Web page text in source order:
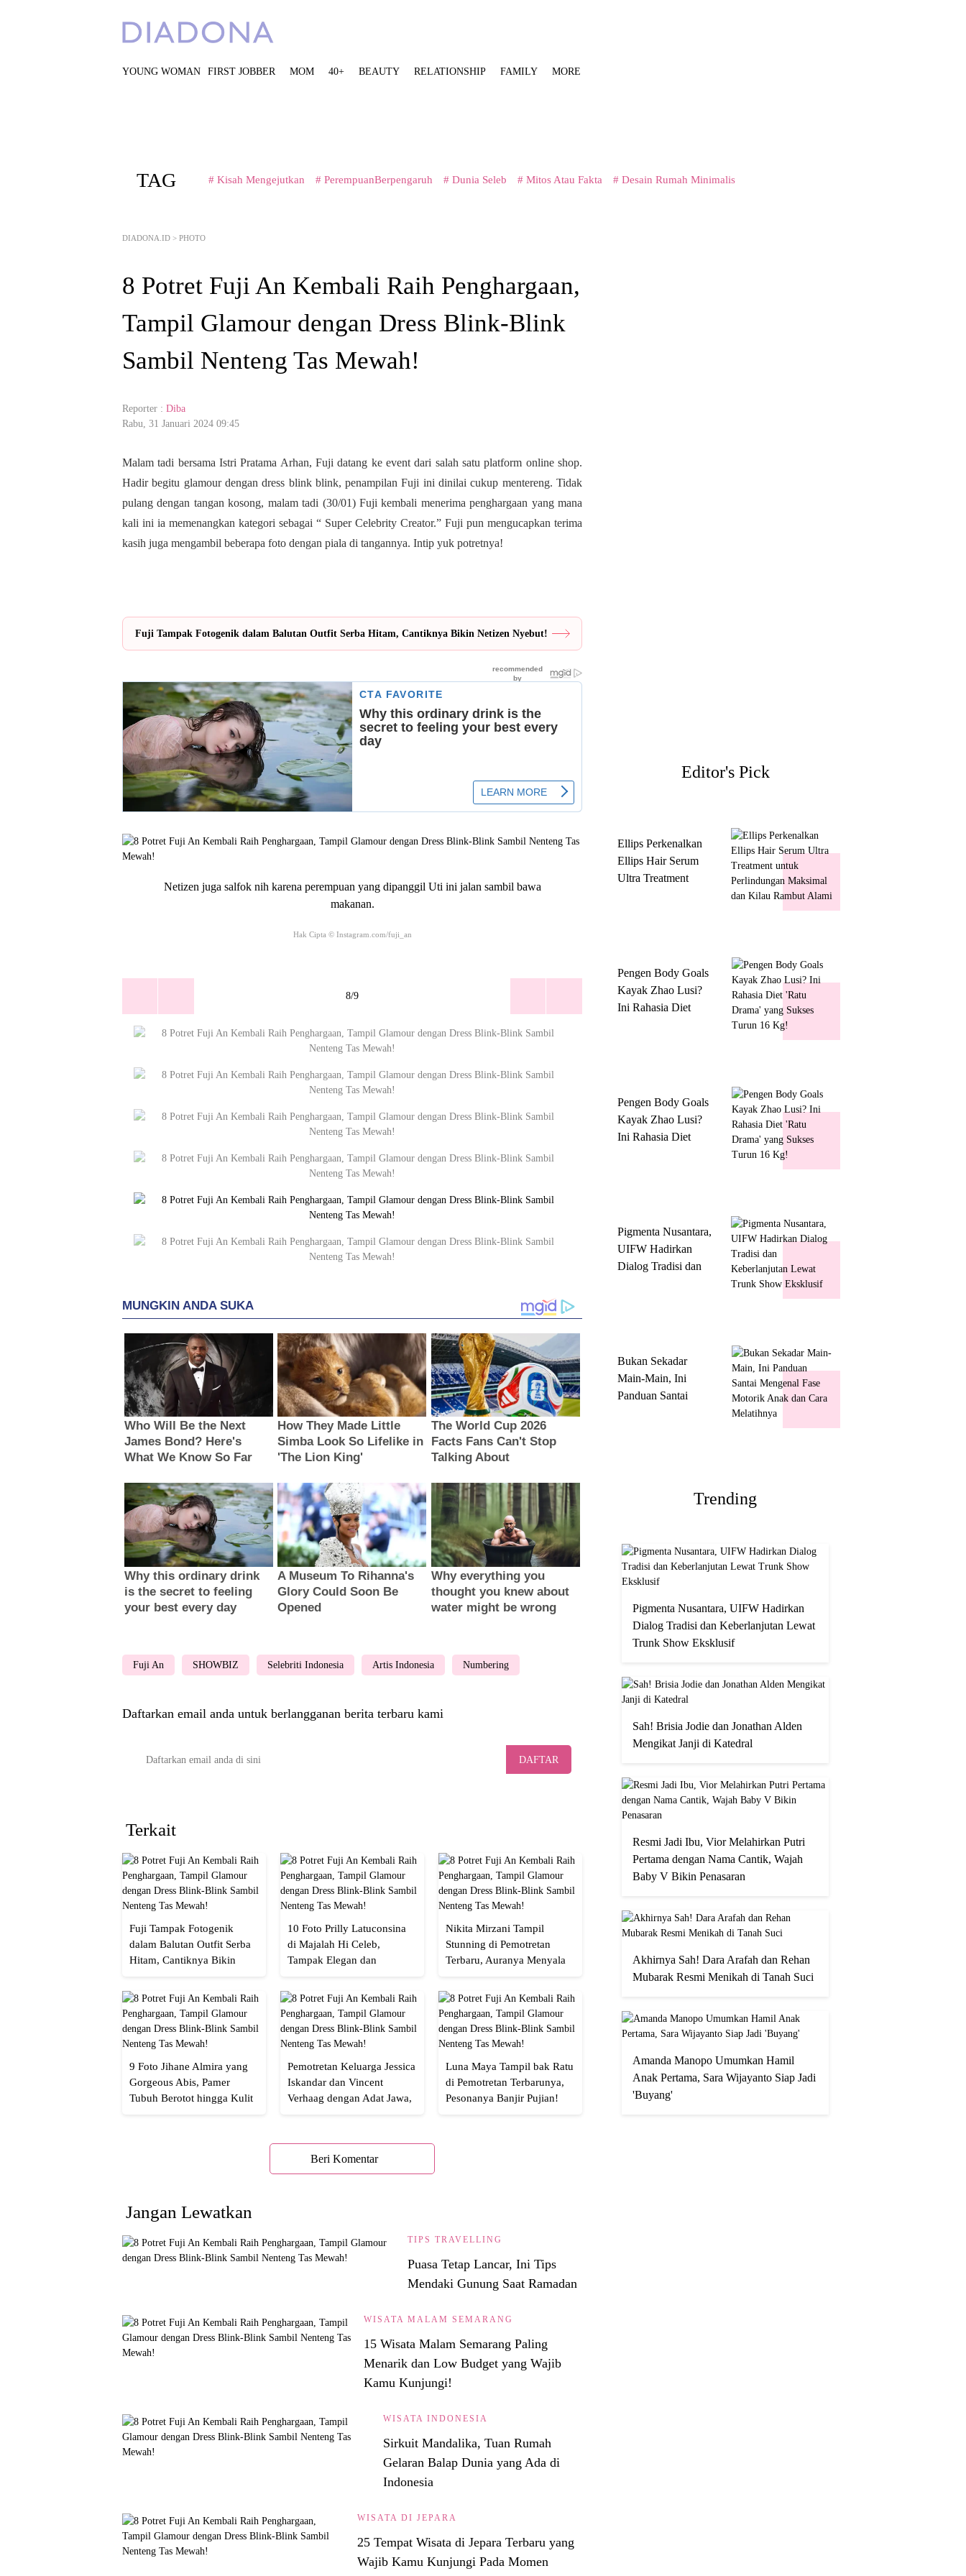
YOUNG WOMAN FIRST JOBBER MOM 40+ BEAUTY RELATIONSHIP FAMILY MORE
TAG # Kisah Mengejutkan # PerempuanBerpengaruh # Dunia Seleb # Mitos Atau Fakta # Desain Rumah Minimalis
DIADONA.ID > PHOTO
8 Potret Fuji An Kembali Raih Penghargaan,
Tampil Glamour dengan Dress Blink-Blink
Sambil Nenteng Tas Mewah!
Reporter : Diba
Rabu, 31 Januari 2024 09:45
Malam tadi bersama Istri Pratama Arhan, Fuji datang ke event dari salah satu platform online shop.
Hadir begitu glamour dengan dress blink blink, penampilan Fuji ini dinilai cukup mentereng. Tidak
pulang dengan tangan kosong, malam tadi (30/01) Fuji kembali menerima penghargaan yang mana
kali ini ia memenangkan kategori sebagai “ Super Celebrity Creator.” Fuji pun mengucapkan terima
kasih juga mengambil beberapa foto dengan piala di tangannya. Intip yuk potretnya!
Fuji Tampak Fotogenik dalam Balutan Outfit Serba Hitam, Cantiknya Bikin Netizen Nyebut!
Netizen juga salfok nih karena perempuan yang dipanggil Uti ini jalan sambil bawa
makanan.
Hak Cipta © Instagram.com/fuji_an
8/9
Fuji An SHOWBIZ Selebriti Indonesia Artis Indonesia Numbering
Daftarkan email anda untuk berlangganan berita terbaru kami
DAFTAR
Terkait
Fuji Tampak Fotogenik
dalam Balutan Outfit Serba
Hitam, Cantiknya Bikin
10 Foto Prilly Latuconsina
di Majalah Hi Celeb,
Tampak Elegan dan
Nikita Mirzani Tampil
Stunning di Pemotretan
Terbaru, Auranya Menyala
9 Foto Jihane Almira yang
Gorgeous Abis, Pamer
Tubuh Berotot hingga Kulit
Pemotretan Keluarga Jessica
Iskandar dan Vincent
Verhaag dengan Adat Jawa,
Luna Maya Tampil bak Ratu
di Pemotretan Terbarunya,
Pesonanya Banjir Pujian!
Beri Komentar
Jangan Lewatkan
TIPS TRAVELLING
Puasa Tetap Lancar, Ini Tips
Mendaki Gunung Saat Ramadan
WISATA MALAM SEMARANG
15 Wisata Malam Semarang Paling
Menarik dan Low Budget yang Wajib
Kamu Kunjungi!
WISATA INDONESIA
Sirkuit Mandalika, Tuan Rumah
Gelaran Balap Dunia yang Ada di
Indonesia
WISATA DI JEPARA
25 Tempat Wisata di Jepara Terbaru yang
Wajib Kamu Kunjungi Pada Momen
Editor's Pick
Ellips Perkenalkan
Ellips Hair Serum
Ultra Treatment
Pengen Body Goals
Kayak Zhao Lusi?
Ini Rahasia Diet
Pengen Body Goals
Kayak Zhao Lusi?
Ini Rahasia Diet
Pigmenta Nusantara,
UIFW Hadirkan
Dialog Tradisi dan
Bukan Sekadar
Main-Main, Ini
Panduan Santai
Trending
Pigmenta Nusantara, UIFW Hadirkan
Dialog Tradisi dan Keberlanjutan Lewat
Trunk Show Eksklusif
Sah! Brisia Jodie dan Jonathan Alden
Mengikat Janji di Katedral
Resmi Jadi Ibu, Vior Melahirkan Putri
Pertama dengan Nama Cantik, Wajah
Baby V Bikin Penasaran
Akhirnya Sah! Dara Arafah dan Rehan
Mubarak Resmi Menikah di Tanah Suci
Amanda Manopo Umumkan Hamil
Anak Pertama, Sara Wijayanto Siap Jadi
'Buyang'